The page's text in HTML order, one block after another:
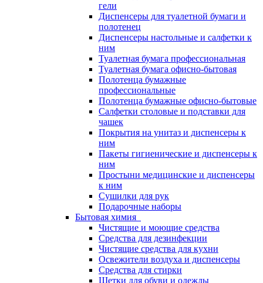
гели
Диспенсеры для туалетной бумаги и
полотенец
Диспенсеры настольные и салфетки к
ним
Туалетная бумага профессиональная
Туалетная бумага офисно-бытовая
Полотенца бумажные
профессиональные
Полотенца бумажные офисно-бытовые
Салфетки столовые и подставки для
чашек
Покрытия на унитаз и диспенсеры к
ним
Пакеты гигиенические и диспенсеры к
ним
Простыни медицинские и диспенсеры
к ним
Сушилки для рук
Подарочные наборы
Бытовая химия
Чистящие и моющие средства
Средства для дезинфекции
Чистящие средства для кухни
Освежители воздуха и диспенсеры
Средства для стирки
Щетки для обуви и одежды